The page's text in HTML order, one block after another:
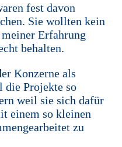
fest davon
Sie wollten kein
Erfahrung
behalten.
Konzerne als
die Projekte so
weil sie sich dafür
einem so kleinen
zu